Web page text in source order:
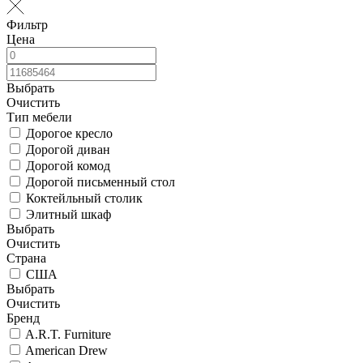
Фильтр
Цена
Выбрать
Очистить
Тип мебели
Дорогое кресло
Дорогой диван
Дорогой комод
Дорогой письменный стол
Коктейльный столик
Элитный шкаф
Выбрать
Очистить
Страна
США
Выбрать
Очистить
Бренд
A.R.T. Furniture
American Drew